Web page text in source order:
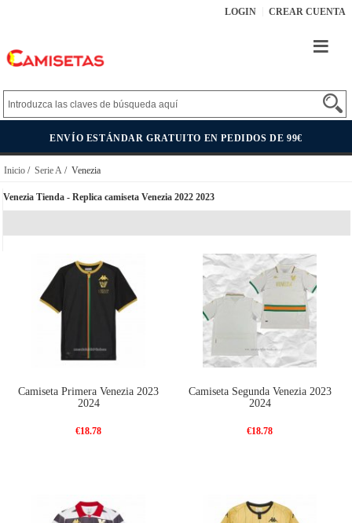
LOGIN CREAR CUENTA
ENVÍO ESTÁNDAR GRATUITO EN PEDIDOS DE 99€
Inicio / Serie A / Venezia
Venezia Tienda - Replica camiseta Venezia 2022 2023
Camiseta Primera Venezia 2023
2024
€18.78
Camiseta Segunda Venezia 2023
2024
€18.78